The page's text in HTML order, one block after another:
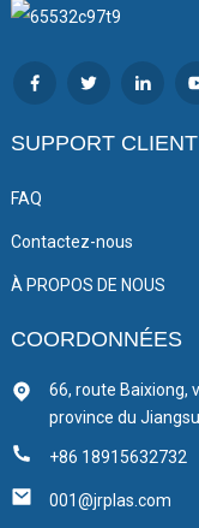
SUPPORT CLIENT
FAQ
Contactez-nous
À PROPOS DE NOUS
COORDONNÉES
66, route Baixiong,
province du Jiangsu
+86 18915632732
001@jrplas.com